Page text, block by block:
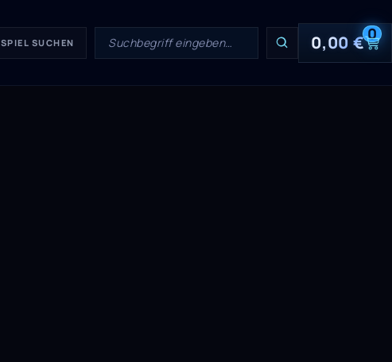
SPIEL SUCHEN 0,00€0